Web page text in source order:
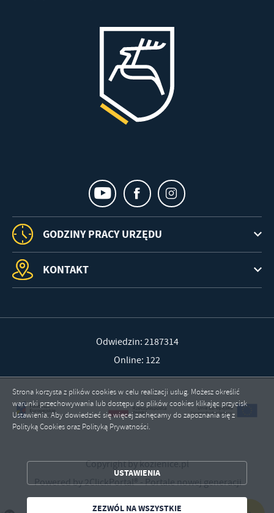
GODZINY PRACY URZĘDU
KONTAKT
Odwiedzin: 2187314
Online: 122
Copyright by kozienice.pl
Powered by2ClickPortal®- Portale nowej generacji
Strona korzysta z plików cookies w celu realizacji usług. Możesz określić
warunki przechowywania lub dostępu do plików cookies klikając przycisk
Ustawienia. Aby dowiedzieć się więcej zachęcamy do zapoznania się z
Polityką Cookies oraz Polityką Prywatności.
USTAWIENIA
ZEZWÓL NA WSZYSTKIE
ZEZWÓL NA WSZYSTKIE